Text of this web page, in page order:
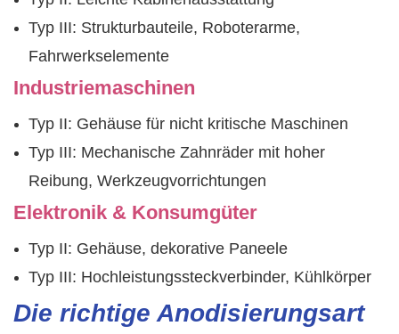
Typ III: Strukturbauteile, Roboterarme,
Fahrwerkselemente
Industriemaschinen
Typ II: Gehäuse für nicht kritische Maschinen
Typ III: Mechanische Zahnräder mit hoher
Reibung, Werkzeugvorrichtungen
Elektronik & Konsumgüter
Typ II: Gehäuse, dekorative Paneele
Typ III: Hochleistungssteckverbinder, Kühlkörper
Die richtige Anodisierungsart